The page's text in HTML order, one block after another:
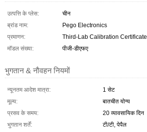
उत्पत्ति के प्लेस:
चीन
ब्रांड नाम:
Pego Electronics
प्रमाणन:
Third-Lab Calibration Certificate
मॉडल संख्या:
पीजी-डीएफए
भुगतान & नौवहन नियमों
न्यूनतम आदेश मात्रा:
1 सेट
मूल्य:
बातचीत योग्य
प्रसव के समय:
20 व्यावसायिक दिन
भुगतान शर्तें:
टी/टी, पेपैल